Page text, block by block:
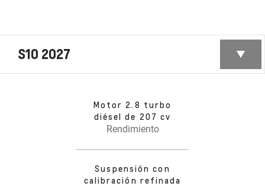
S10 2027
Motor 2.8 turbo
diésel de 207 cv
Rendimiento
Suspensión con
calibración refinada